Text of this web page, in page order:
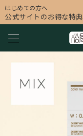
はじめての方へ
公式サイトのお得な特典